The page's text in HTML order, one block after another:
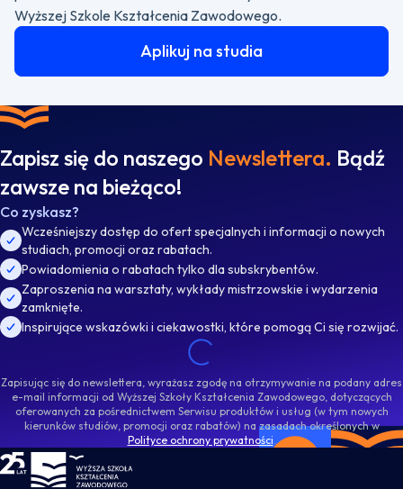
Wyższej Szkole Kształcenia Zawodowego.
Aplikuj na studia
Zapisz się do naszego Newslettera. Bądź
zawsze na bieżąco!
Co zyskasz?
Wcześniejszy dostęp do ofert specjalnych i informacji o nowych
studiach, promocji oraz rabatach.
Powiadomienia o rabatach tylko dla subskrybentów.
Zaproszenia na warsztaty, wykłady mistrzowskie i wydarzenia
zamknięte.
Inspirujące wskazówki i ciekawostki, które pomogą Ci się rozwijać.
Zapisując się do newslettera, wyrażasz zgodę na otrzymywanie na podany adres
e-mail informacji od Wyższej Szkoły Kształcenia Zawodowego, dotyczących
oferowanych za pośrednictwem Serwisu produktów i usług (w tym nowych
kierunków studiów, promocji oraz rabatów) na zasadach określonych w
Polityce ochrony prywatności.
WSKZ - strona główna